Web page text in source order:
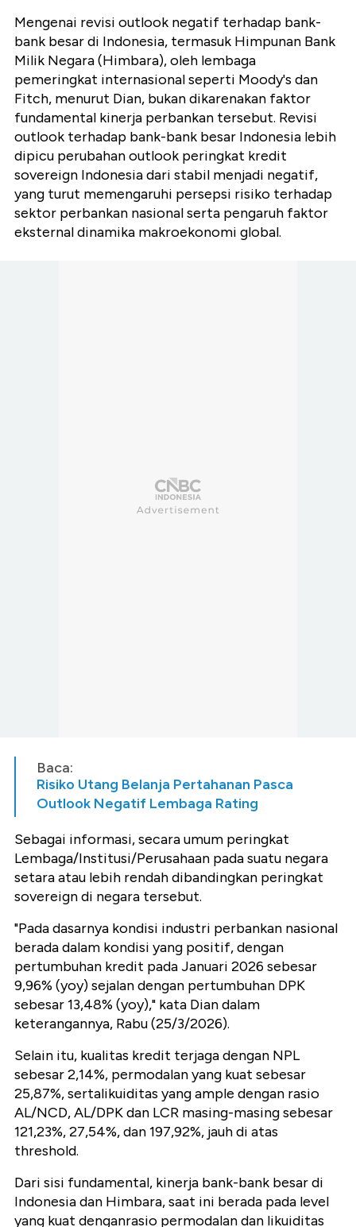
Mengenai revisi outlook negatif terhadap bank-
bank besar di Indonesia, termasuk Himpunan Bank
Milik Negara (Himbara), oleh lembaga
pemeringkat internasional seperti Moody's dan
Fitch, menurut Dian, bukan dikarenakan faktor
fundamental kinerja perbankan tersebut. Revisi
outlook terhadap bank-bank besar Indonesia lebih
dipicu perubahan outlook peringkat kredit
sovereign Indonesia dari stabil menjadi negatif,
yang turut memengaruhi persepsi risiko terhadap
sektor perbankan nasional serta pengaruh faktor
eksternal dinamika makroekonomi global.
Baca:
Risiko Utang Belanja Pertahanan Pasca
Outlook Negatif Lembaga Rating
Sebagai informasi, secara umum peringkat
Lembaga/Institusi/Perusahaan pada suatu negara
setara atau lebih rendah dibandingkan peringkat
sovereign di negara tersebut.
"Pada dasarnya kondisi industri perbankan nasional
berada dalam kondisi yang positif, dengan
pertumbuhan kredit pada Januari 2026 sebesar
9,96% (yoy) sejalan dengan pertumbuhan DPK
sebesar 13,48% (yoy)," kata Dian dalam
keterangannya, Rabu (25/3/2026).
Selain itu, kualitas kredit terjaga dengan NPL
sebesar 2,14%, permodalan yang kuat sebesar
25,87%, sertalikuiditas yang ample dengan rasio
AL/NCD, AL/DPK dan LCR masing-masing sebesar
121,23%, 27,54%, dan 197,92%, jauh di atas
threshold.
Dari sisi fundamental, kinerja bank-bank besar di
Indonesia dan Himbara, saat ini berada pada level
yang kuat denganrasio permodalan dan likuiditas